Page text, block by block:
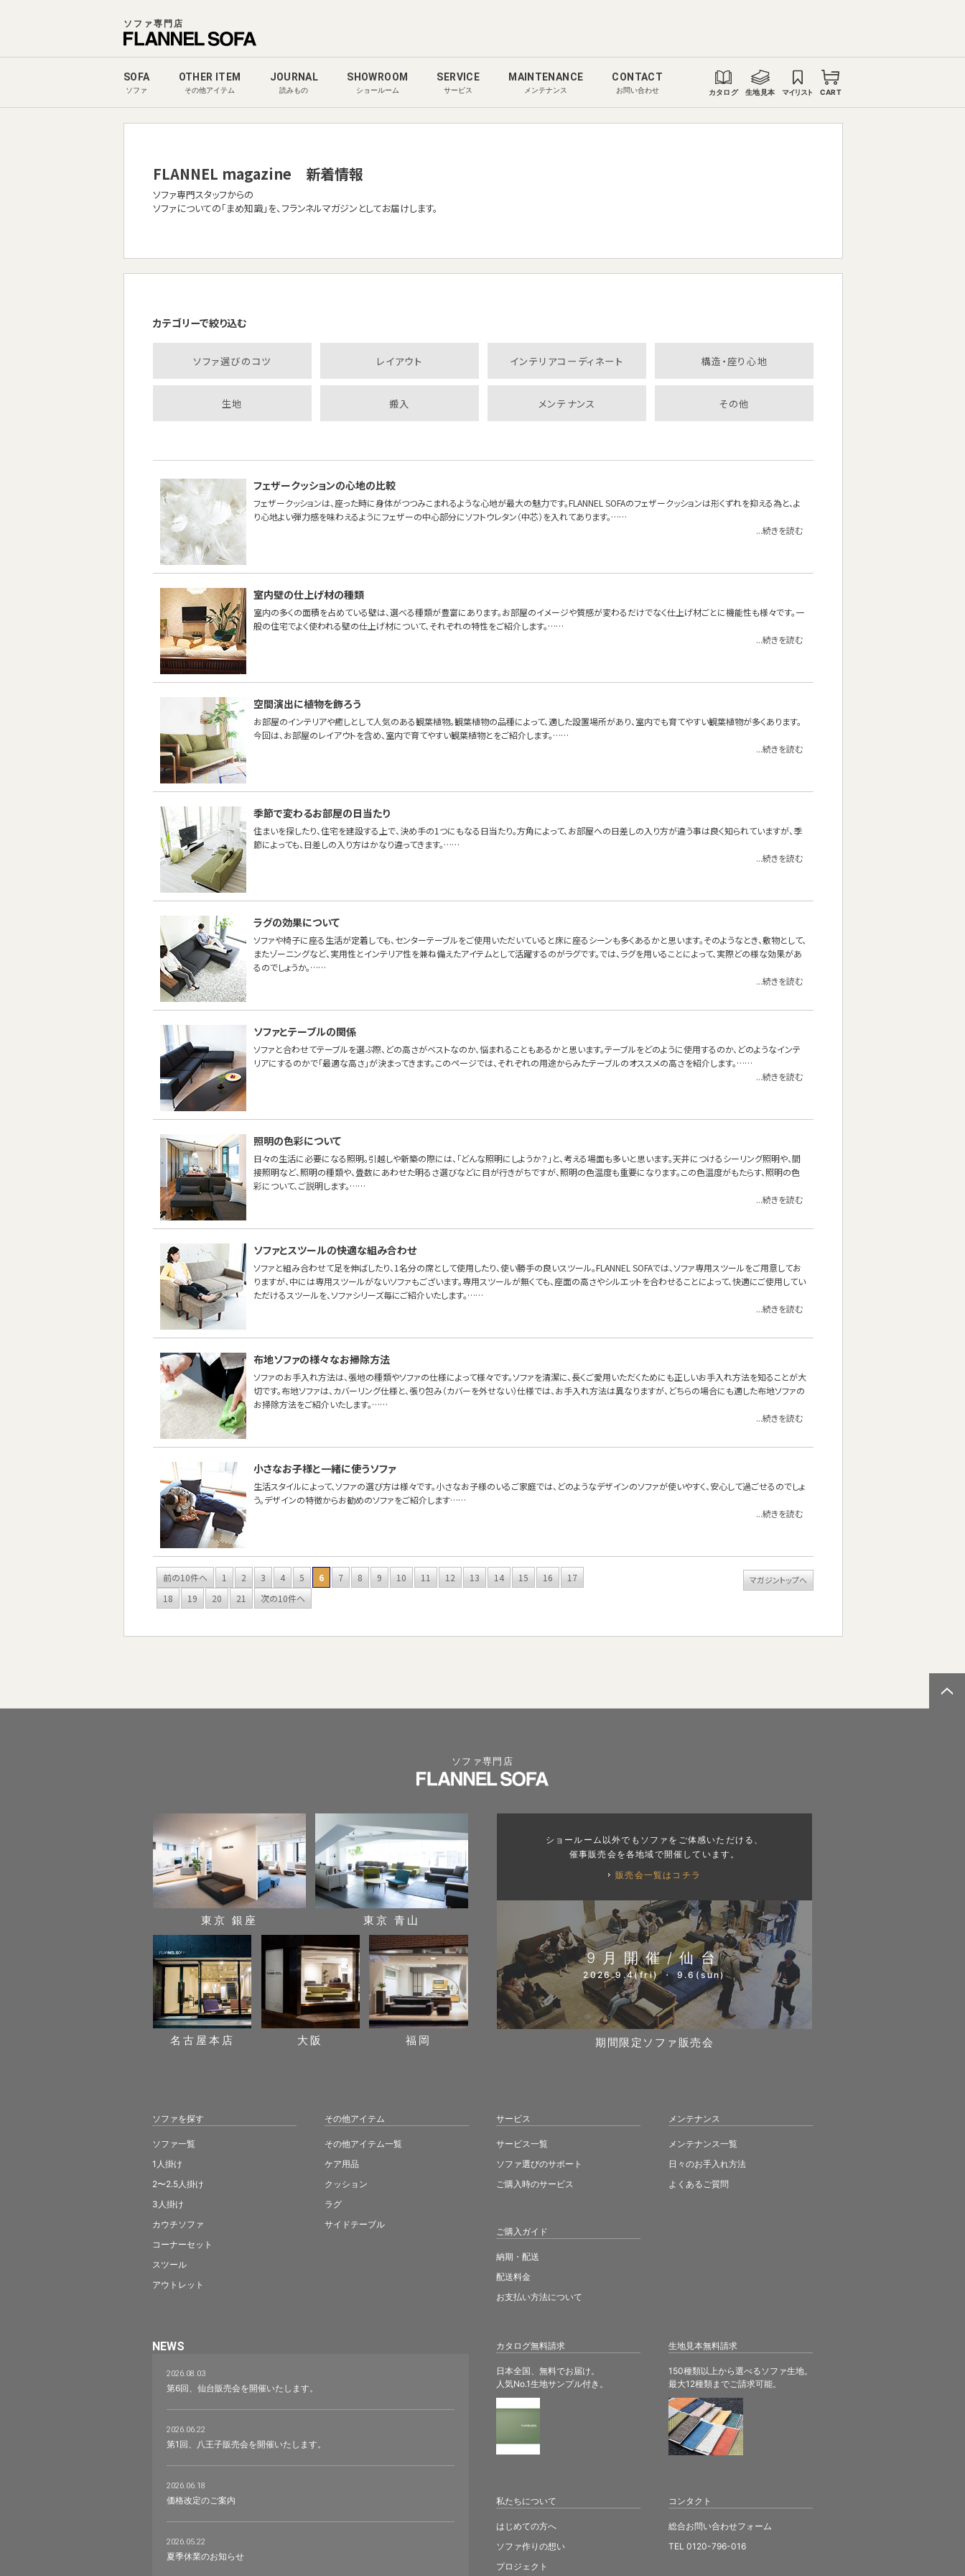
ソファ専門店
SOFA
ソファ
OTHER ITEM
その他アイテム
JOURNAL
読みもの
SHOWROOM
ショールーム
SERVICE
サービス
MAINTENANCE
メンテナンス
CONTACT
お問い合わせ カタログ 生地見本 マイリスト CART
FLANNEL magazine 新着情報
ソファ専門スタッフからの
ソファについての「まめ知識」を、フランネルマガジンとしてお届けします。
カテゴリーで絞り込む
ソファ選びのコツ レイアウト インテリアコーディネート 構造・座り心地
生地 搬入 メンテナンス その他
フェザークッションの心地の比較
フェザークッションは、座った時に身体がつつみこまれるような心地が最大の魅力です。FLANNEL SOFAのフェザークッションは形くずれを抑える為と、よ
り心地よい弾力感を味わえるようにフェザーの中心部分にソフトウレタン（中芯）を入れてあります。……
...続きを読む
室内壁の仕上げ材の種類
室内の多くの面積を占めている壁は、選べる種類が豊富にあります。お部屋のイメージや質感が変わるだけでなく仕上げ材ごとに機能性も様々です。一
般の住宅でよく使われる壁の仕上げ材について、それぞれの特性をご紹介します。……
...続きを読む
空間演出に植物を飾ろう
お部屋のインテリアや癒しとして人気のある観葉植物。観葉植物の品種によって、適した設置場所があり、室内でも育てやすい観葉植物が多くあります。
今回は、お部屋のレイアウトを含め、室内で育てやすい観葉植物とをご紹介します。……
...続きを読む
季節で変わるお部屋の日当たり
住まいを探したり、住宅を建設する上で、決め手の1つにもなる日当たり。方角によって、お部屋への日差しの入り方が違う事は良く知られていますが、季
節によっても、日差しの入り方はかなり違ってきます。……
...続きを読む
ラグの効果について
ソファや椅子に座る生活が定着しても、センターテーブルをご使用いただいていると床に座るシーンも多くあるかと思います。そのようなとき、敷物として、
またゾーニングなど、実用性とインテリア性を兼ね備えたアイテムとして活躍するのがラグです。では、ラグを用いることによって、実際どの様な効果があ
るのでしょうか。……
...続きを読む
ソファとテーブルの関係
ソファと合わせてテーブルを選ぶ際、どの高さがベストなのか、悩まれることもあるかと思います。テーブルをどのように使用するのか、どのようなインテ
リアにするのかで「最適な高さ」が決まってきます。このページでは、それぞれの用途からみたテーブルのオススメの高さを紹介します。……
...続きを読む
照明の色彩について
日々の生活に必要になる照明。引越しや新築の際には、「どんな照明にしようか？」と、考える場面も多いと思います。天井につけるシーリング照明や、間
接照明など、照明の種類や、畳数にあわせた明るさ選びなどに目が行きがちですが、照明の色温度も重要になります。この色温度がもたらす、照明の色
彩について、ご説明します。……
...続きを読む
ソファとスツールの快適な組み合わせ
ソファと組み合わせて足を伸ばしたり、1名分の席として使用したり、使い勝手の良いスツール。FLANNEL SOFAでは、ソファ専用スツールをご用意してお
りますが、中には専用スツールがないソファもございます。専用スツールが無くても、座面の高さやシルエットを合わせることによって、快適にご使用してい
ただけるスツールを、ソファシリーズ毎にご紹介いたします。……
...続きを読む
布地ソファの様々なお掃除方法
ソファのお手入れ方法は、張地の種類やソファの仕様によって様々です。ソファを清潔に、長くご愛用いただくためにも正しいお手入れ方法を知ることが大
切です。布地ソファは、カバーリング仕様と、張り包み（カバーを外せない）仕様では、お手入れ方法は異なりますが、どちらの場合にも適した布地ソファの
お掃除方法をご紹介いたします。……
...続きを読む
小さなお子様と一緒に使うソファ
生活スタイルによって、ソファの選び方は様々です。小さなお子様のいるご家庭では、どのようなデザインのソファが使いやすく、安心して過ごせるのでしょ
う。デザインの特徴からお勧めのソファをご紹介します……
...続きを読む
前の10件へ 1 2 3 4 5 6 7 8 9 10 11 12 13 14 15 16
17
18
19 20 21 次の10件へ
マガジントップへ
ソファ専門店
カタログ無料請求
日本全国、無料でお届け。
人気No.1生地サンプル付き。
生地見本無料請求
150種類以上から選べるソファ生地。
最大12種類までご請求可能。
東京 銀座 東京 青山
名古屋本店 大阪 福岡
ショールーム以外でもソファをご体感いただける、
催事販売会を各地域で開催しています。
販売会一覧はコチラ
9月開催/仙台
2026.9.4(fri) ・ 9.6(sun)
期間限定ソファ販売会
ソファを探す
ソファ一覧
1人掛け
2〜2.5人掛け
3人掛け
カウチソファ
コーナーセット
スツール
アウトレット
その他アイテム
その他アイテム一覧
ケア用品
クッション
ラグ
サイドテーブル
サービス
サービス一覧
ソファ選びのサポート
ご購入時のサービス
ご購入ガイド
納期・配送
配送料金
お支払い方法について
メンテナンス
メンテナンス一覧
日々のお手入れ方法
よくあるご質問
NEWS
2026.08.03
第6回、仙台販売会を開催いたします。
2026.06.22
第1回、八王子販売会を開催いたします。
2026.06.18
価格改定のご案内
2026.05.22
夏季休業のお知らせ
私たちについて
はじめての方へ
ソファ作りの想い
プロジェクト
コンタクト
総合お問い合わせフォーム
TEL 0120-796-016